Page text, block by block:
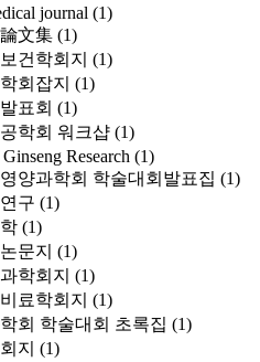
journal (1)
文集 (1)
건학회지 (1)
회잡지 (1)
표회 (1)
학회 워크샵 (1)
Research (1)
양과학회 학술대회발표집 (1)
구 (1)
(1)
문지 (1)
학회지 (1)
료학회지 (1)
회 학술대회 초록집 (1)
지 (1)